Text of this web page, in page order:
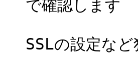
で確認します
SSLの設定な